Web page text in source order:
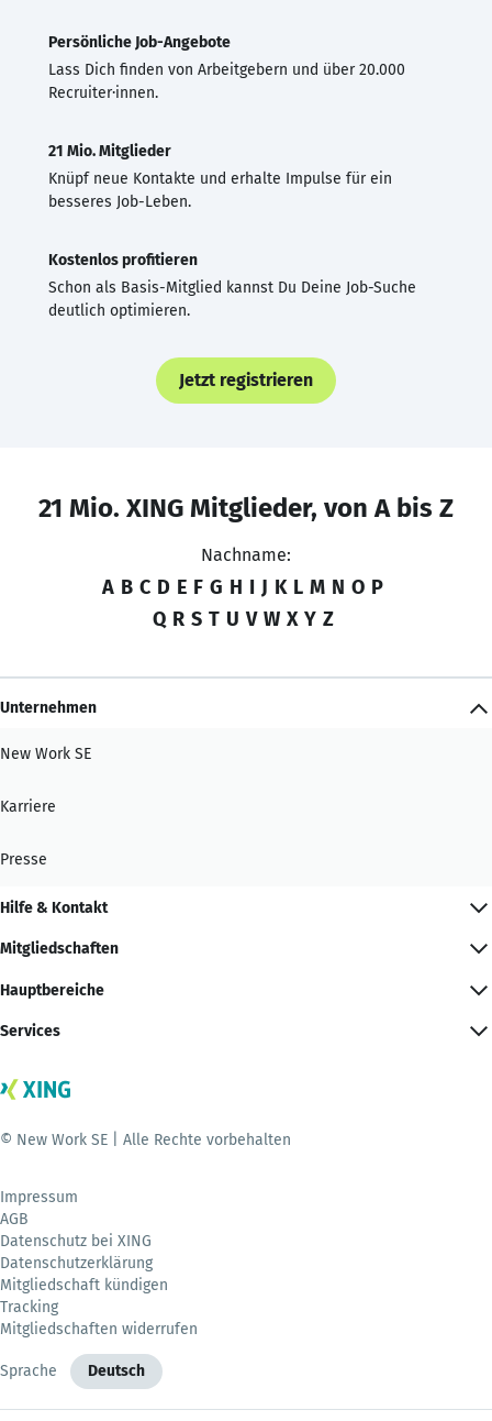
Persönliche Job-Angebote
Lass Dich finden von Arbeitgebern und über 20.000
Recruiter·innen.
21 Mio. Mitglieder
Knüpf neue Kontakte und erhalte Impulse für ein
besseres Job-Leben.
Kostenlos profitieren
Schon als Basis-Mitglied kannst Du Deine Job-Suche
deutlich optimieren.
Jetzt registrieren
21 Mio. XING Mitglieder, von A bis Z
Nachname:
A B C D E F G H I J K L M N O P
Q R S T U V W X Y Z
Unternehmen
New Work SE
Karriere
Presse
Hilfe & Kontakt
Mitgliedschaften
Hauptbereiche
Services
© New Work SE | Alle Rechte vorbehalten
Impressum
AGB
Datenschutz bei XING
Datenschutzerklärung
Mitgliedschaft kündigen
Tracking
Mitgliedschaften widerrufen
Sprache Deutsch